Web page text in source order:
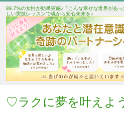
99.7%の女性が効果実感♪「こんな幸せな世界があ
しい実技レッスンで魂から安心未来を♪
♡ラクに夢を叶えよ